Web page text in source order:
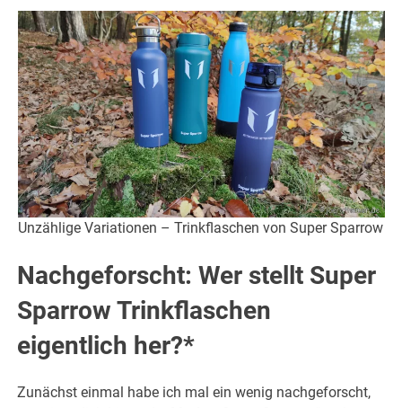
Unzählige Variationen – Trinkflaschen von Super Sparrow
Nachgeforscht: Wer stellt Super
Sparrow Trinkflaschen
eigentlich her?*
Zunächst einmal habe ich mal ein wenig nachgeforscht,